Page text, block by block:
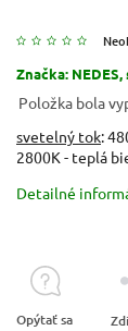
Značka: NEDES,
Položka bola
svetelný tok:
2800K - teplá
Detailné
Opýtať sa